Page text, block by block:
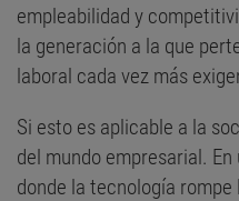
empleabilidad y
la generación a la que
laboral cada vez más
Si esto es aplicable a la
del mundo empresarial.
donde la tecnología